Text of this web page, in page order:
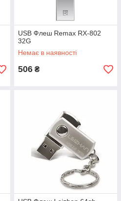
USB Флеш Remax RX-802
32G
Немає в наявності
506 ₴